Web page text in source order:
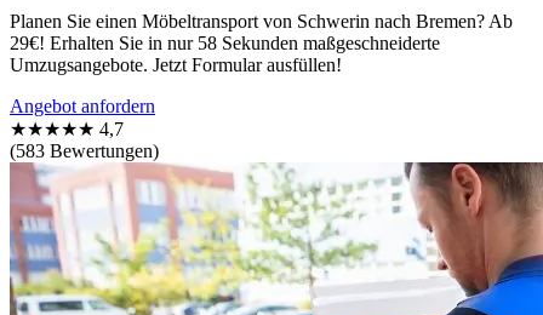
Planen Sie einen Möbeltransport von Schwerin nach Bremen? Ab
29€! Erhalten Sie in nur 58 Sekunden maßgeschneiderte
Umzugsangebote. Jetzt Formular ausfüllen!
Angebot anfordern
★★★★★ 4,7
(583 Bewertungen)